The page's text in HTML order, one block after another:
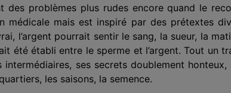
des problèmes plus rudes encore quand le
médicale mais est inspiré par des prétextes
l’argent pourrait sentir le sang, la sueur, la
été établi entre le sperme et l’argent. Tout un
intermédiaires, ses secrets doublement honteux,
les saisons, la semence.